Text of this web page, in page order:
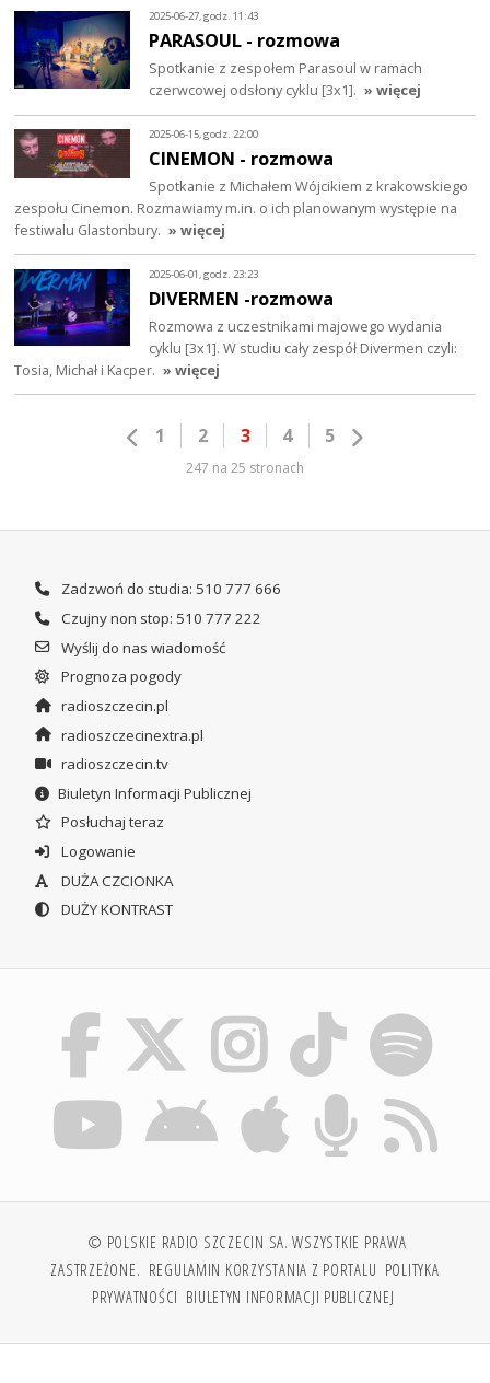
2025-06-27, godz. 11:43
PARASOUL - rozmowa
Spotkanie z zespołem Parasoul w ramach
czerwcowej odsłony cyklu [3x1]. » więcej
2025-06-15, godz. 22:00
CINEMON - rozmowa
Spotkanie z Michałem Wójcikiem z krakowskiego
zespołu Cinemon. Rozmawiamy m.in. o ich planowanym występie na
festiwalu Glastonbury. » więcej
2025-06-01, godz. 23:23
DIVERMEN -rozmowa
Rozmowa z uczestnikami majowego wydania
cyklu [3x1]. W studiu cały zespół Divermen czyli:
Tosia, Michał i Kacper. » więcej
1 2 3 4 5
247 na 25 stronach
Zadzwoń do studia: 510 777 666
Czujny non stop: 510 777 222
Wyślij do nas wiadomość
Prognoza pogody
radioszczecin.pl
radioszczecinextra.pl
radioszczecin.tv
Biuletyn Informacji Publicznej
Posłuchaj teraz
Logowanie
DUŻA CZCIONKA
DUŻY KONTRAST
© POLSKIE RADIO SZCZECIN SA. WSZYSTKIE PRAWA
ZASTRZEŻONE. REGULAMIN KORZYSTANIA Z PORTALU POLITYKA
PRYWATNOŚCI BIULETYN INFORMACJI PUBLICZNEJ